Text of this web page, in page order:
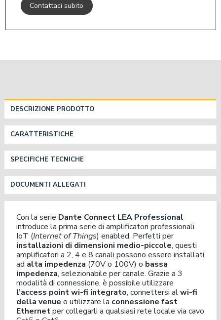
Contattaci subito
DESCRIZIONE PRODOTTO
CARATTERISTICHE
SPECIFICHE TECNICHE
DOCUMENTI ALLEGATI
Con la serie Dante Connect LEA Professional
introduce la prima serie di amplificatori professionali
IoT (Internet of Things) enabled. Perfetti per
installazioni di dimensioni medio-piccole, questi
amplificatori a 2, 4 e 8 canali possono essere installati
ad alta impedenza (70V o 100V) o bassa
impedenza, selezionabile per canale. Grazie a 3
modalità di connessione, è possibile utilizzare
l’access point wi-fi integrato, connettersi alwi-fi
della venue o utilizzare la connessione fast
Ethernetper collegarli a qualsiasi rete locale via cavo